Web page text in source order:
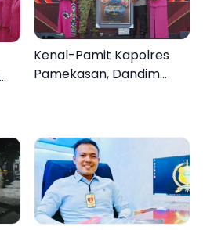
Kenal-Pamit Kapolres
Pamekasan, Dandim